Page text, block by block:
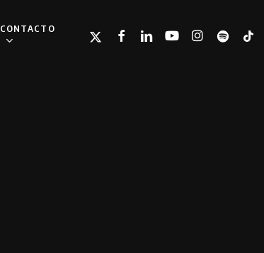
CONTACTO TWITTERFACEBOOKLINKEDINYOUTUBEINSTAGRAM
SPOTIFY